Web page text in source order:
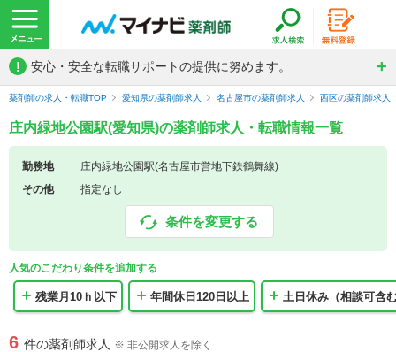
! 安心・安全な転職サポートの提供に努めます。
薬剤師の求人・転職TOP 愛知県の薬剤師求人 名古屋市の薬剤師求人 西区の薬剤師求人
庄内緑地公園駅(愛知県)の薬剤師求人・転職情報一覧
勤務地
庄内緑地公園駅(名古屋市営地下鉄鶴舞線)
その他
指定なし
条件を変更する
人気のこだわり条件を追加する
残業月10ｈ以下 年間休日120日以上 土日休み（相談可含
6 件の薬剤師求人 ※ 非公開求人を除く